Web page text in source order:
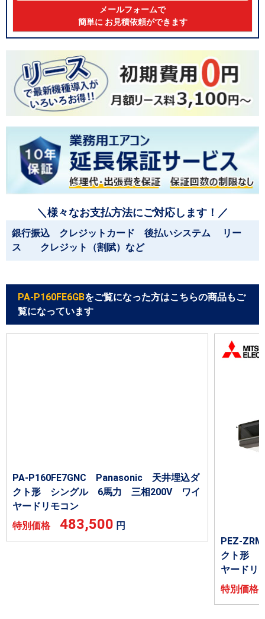
メールフォームで
簡単に お見積依頼ができます
＼様々なお支払方法にご対応します！／
銀行振込 クレジットカード 後払いシステム リー
ス クレジット（割賦）など
PA-P160FE6GBをご覧になった方はこちらの商品もご
覧になっています
PA-P160FE7GNC Panasonic 天井埋込ダ
クト形 シングル 6馬力 三相200V ワイ
ヤードリモコン
特別価格 483,500 円
PEZ-
クト形
ヤードリ
特別価